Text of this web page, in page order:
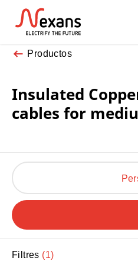
Productos
Insulated
cables for
Filtres 1